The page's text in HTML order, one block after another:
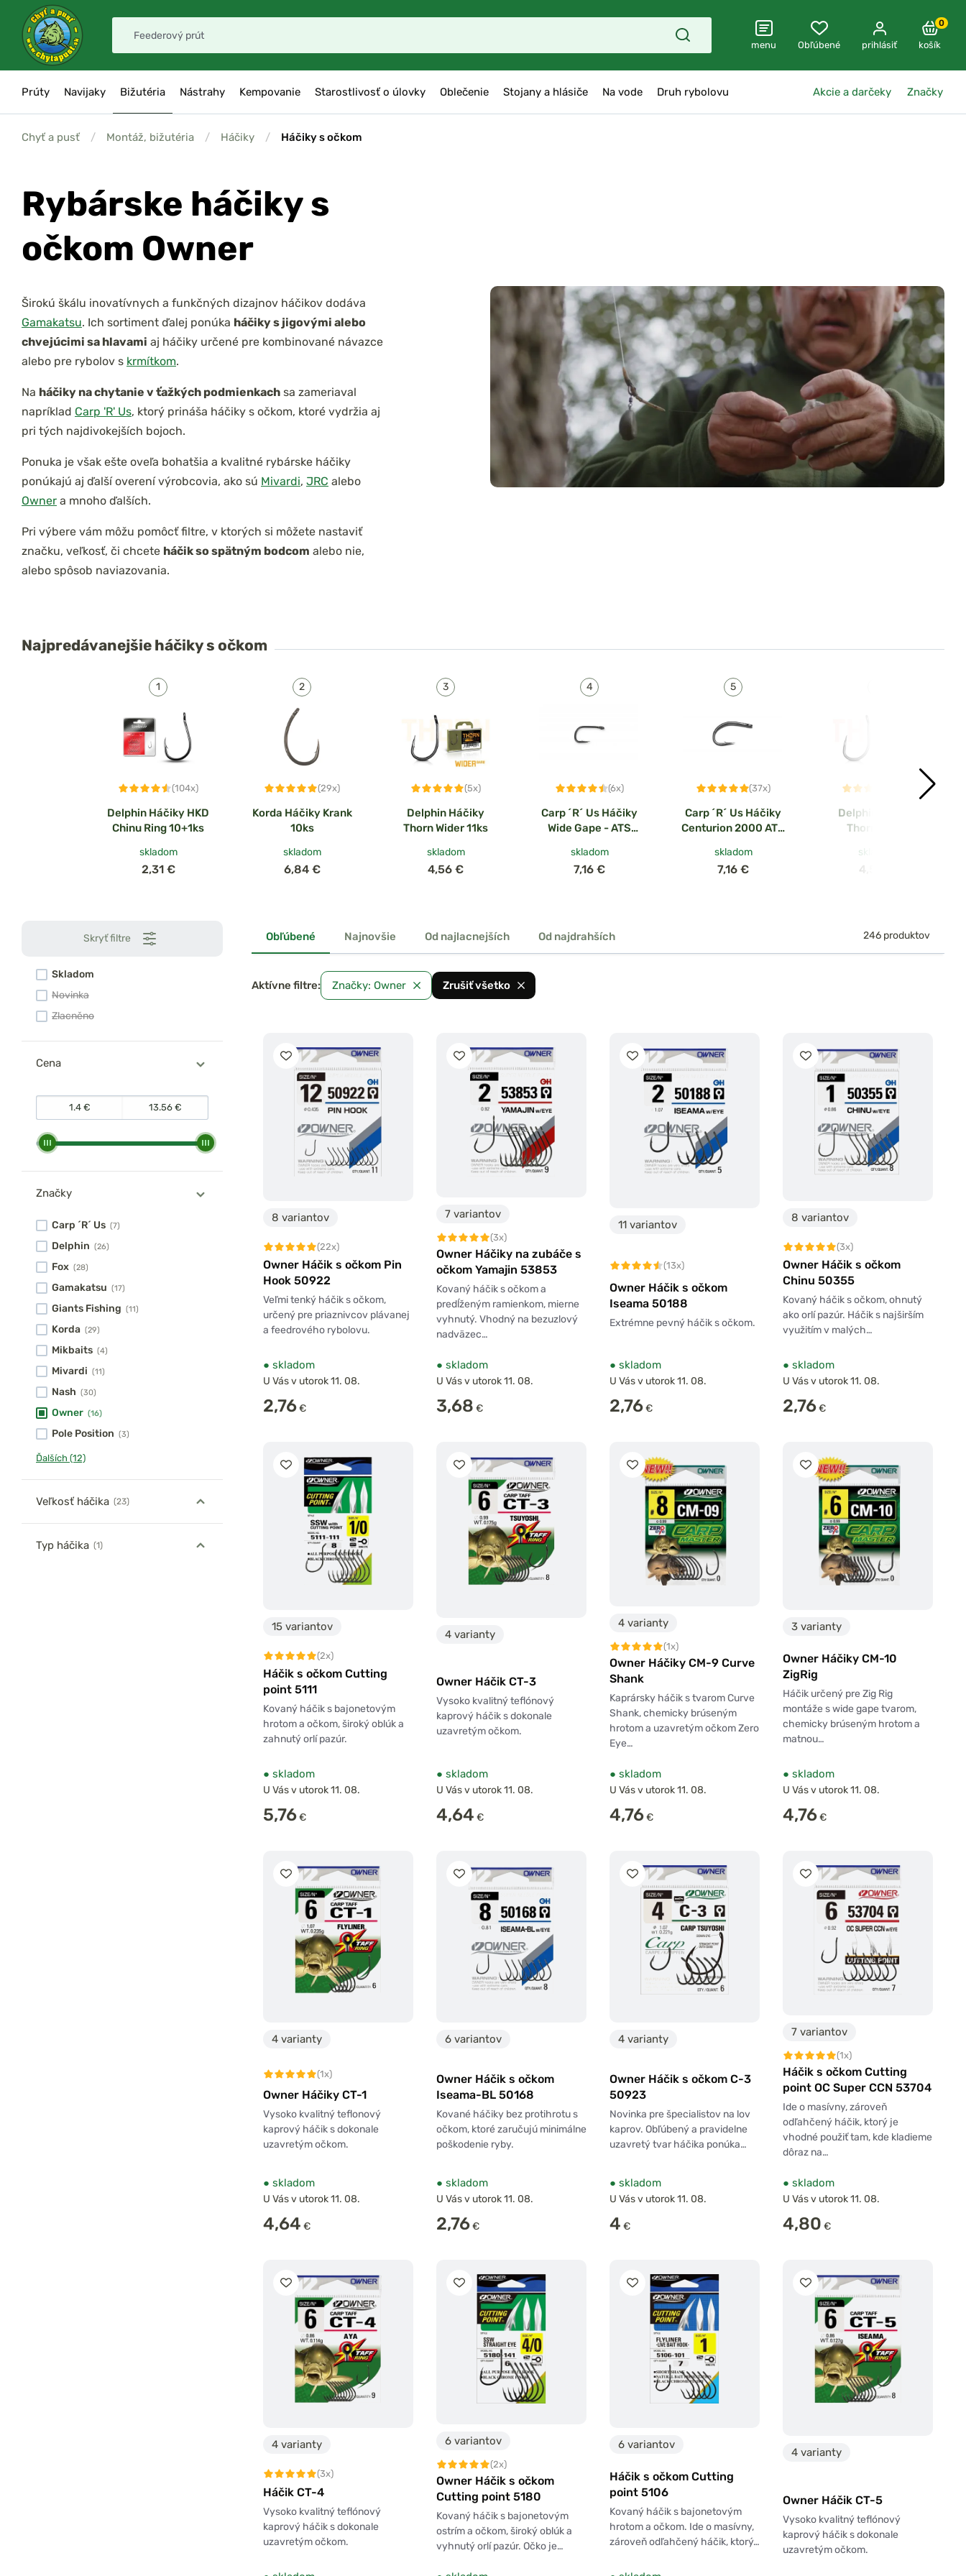
menu Obľúbené prihlásiť
0
košík
Prúty Navijaky Bižutéria Nástrahy Kempovanie Starostlivosť o úlovky Oblečenie Stojany a hlásiče Na vode Druh rybolovu Akcie a darčeky Značky
Chyť a pusť / Montáž, bižutéria / Háčiky / Háčiky s očkom
Rybárske háčiky s
očkom Owner
Širokú škálu inovatívnych a funkčných dizajnov háčikov dodáva
Gamakatsu. Ich sortiment ďalej ponúka háčiky s jigovými alebo
chvejúcimi sa hlavami aj háčiky určené pre kombinované návazce
alebo pre rybolov s krmítkom.
Na háčiky na chytanie v ťažkých podmienkach sa zameriaval
napríklad Carp 'R' Us, ktorý prináša háčiky s očkom, ktoré vydržia aj
pri tých najdivokejších bojoch.
Ponuka je však ešte oveľa bohatšia a kvalitné rybárske háčiky
ponúkajú aj ďalší overení výrobcovia, ako sú Mivardi, JRC alebo
Owner a mnoho ďalších.
Pri výbere vám môžu pomôcť filtre, v ktorých si môžete nastaviť
značku, veľkosť, či chcete háčik so spätným bodcom alebo nie,
alebo spôsob naviazovania.
Najpredávanejšie háčiky s očkom
(104x)
Delphin Háčiky HKD
Chinu Ring 10+1ks
skladom
2,31 €
(29x)
Korda Háčiky Krank
10ks
skladom
6,84 €
(5x)
Delphin Háčiky
Thorn Wider 11ks
skladom
4,56 €
(6x)
Carp ´R´ Us Háčiky
Wide Gape - ATS
skladom
7,16 €
(37x)
Carp ´R´ Us Háčiky
Centurion 2000 ATS
skladom
7,16 €
Delphin Háčiky
Thorn Wider
skladom
4,56 €
Skryť filtre
Skladom
Novinka
Zlacněno
Cena
Značky
Carp ´R´ Us (7)
Delphin (26)
Fox (28)
Gamakatsu (17)
Giants Fishing (11)
Korda (29)
Mikbaits (4)
Mivardi (11)
Nash (30)
Owner (16)
Pole Position (3)
Ďalších (12)
Veľkosť háčika (23)
Typ háčika (1)
Obľúbené Najnovšie Od najlacnejších Od najdrahších 246 produktov
Aktívne filtre: Značky: Owner Zrušiť všetko
8 variantov
(22x)
Owner Háčik s očkom Pin
Hook 50922
Veľmi tenký háčik s očkom,
určený pre priaznivcov plávanej
a feedrového rybolovu.
● skladom
U Vás v utorok 11. 08.
2,76€
7 variantov
(3x)
Owner Háčiky na zubáče s
očkom Yamajin 53853
Kovaný háčik s očkom a
predĺženým ramienkom, mierne
vyhnutý. Vhodný na bezuzlový
nadväzec…
● skladom
U Vás v utorok 11. 08.
3,68 €
11 variantov
(13x)
Owner Háčik s očkom
Iseama 50188
Extrémne pevný háčik s očkom.
● skladom
U Vás v utorok 11. 08.
2,76€
8 variantov
(3x)
Owner Háčik s očkom
Chinu 50355
Kovaný háčik s očkom, ohnutý
ako orlí pazúr. Háčik s najširším
využitím v malých…
● skladom
U Vás v utorok 11. 08.
2,76€
15 variantov
(2x)
Háčik s očkom Cutting
point 5111
Kovaný háčik s bajonetovým
hrotom a očkom, široký oblúk a
zahnutý orlí pazúr.
● skladom
U Vás v utorok 11. 08.
5,76€
4 varianty
Owner Háčik CT-3
Vysoko kvalitný teflónový
kaprový háčik s dokonale
uzavretým očkom.
● skladom
U Vás v utorok 11. 08.
4,64 €
4 varianty
(1x)
Owner Háčiky CM-9 Curve
Shank
Kaprársky háčik s tvarom Curve
Shank, chemicky brúseným
hrotom a uzavretým očkom Zero
Eye…
● skladom
U Vás v utorok 11. 08.
4,76€
3 varianty
Owner Háčiky CM-10
ZigRig
Háčik určený pre Zig Rig
montáže s wide gape tvarom,
chemicky brúseným hrotom a
matnou…
● skladom
U Vás v utorok 11. 08.
4,76€
4 varianty
(1x)
Owner Háčiky CT-1
Vysoko kvalitný teflonový
kaprový háčik s dokonale
uzavretým očkom.
● skladom
U Vás v utorok 11. 08.
4,64 €
6 variantov
Owner Háčik s očkom
Iseama-BL 50168
Kované háčiky bez protihrotu s
očkom, ktoré zaručujú minimálne
poškodenie ryby.
● skladom
U Vás v utorok 11. 08.
2,76€
4 varianty
Owner Háčik s očkom C-3
50923
Novinka pre špecialistov na lov
kaprov. Obľúbený a pravidelne
uzavretý tvar háčika ponúka…
● skladom
U Vás v utorok 11. 08.
4 €
7 variantov
(1x)
Háčik s očkom Cutting
point OC Super CCN 53704
Ide o masívny, zároveň
odľahčený háčik, ktorý je
vhodné použiť tam, kde kladieme
dôraz na…
● skladom
U Vás v utorok 11. 08.
4,80 €
4 varianty
(3x)
Háčik CT-4
Vysoko kvalitný teflónový
kaprový háčik s dokonale
uzavretým očkom.
6 variantov
(2x)
Owner Háčik s očkom
Cutting point 5180
Kovaný háčik s bajonetovým
ostrím a očkom, široký oblúk a
vyhnutý orlí pazúr. Očko je…
6 variantov
Háčik s očkom Cutting
point 5106
Kovaný háčik s bajonetovým
hrotom a očkom. Ide o masívny,
zároveň odľahčený háčik, ktorý…
4 varianty
Owner Háčik CT-5
Vysoko kvalitný teflónový
kaprový háčik s dokonale
uzavretým očkom.